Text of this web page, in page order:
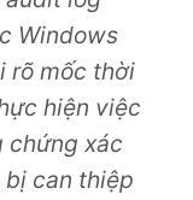
Windows
rõ mốc thời
hiện việc
chứng xác
can thiệp